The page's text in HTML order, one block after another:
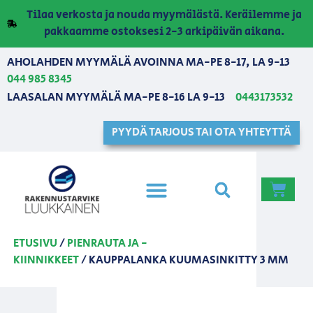
Tilaa verkosta ja nouda myymälästä. Keräilemme ja
pakkaamme ostoksesi 2-3 arkipäivän aikana.
AHOLAHDEN MYYMÄLÄ AVOINNA MA-PE 8-17, LA 9-13
044 985 8345
LAASALAN MYYMÄLÄ MA-PE 8-16 LA 9-13
0443173532
PYYDÄ TARJOUS TAI OTA YHTEYTTÄ
ETUSIVU/PIENRAUTA JA -
KIINNIKKEET/ KAUPPALANKA KUUMASINKITTY 3 MM